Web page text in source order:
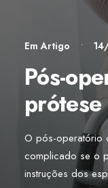
EmArtigo •
Pós-
O pós-operatório
complicado se o
instruções dos